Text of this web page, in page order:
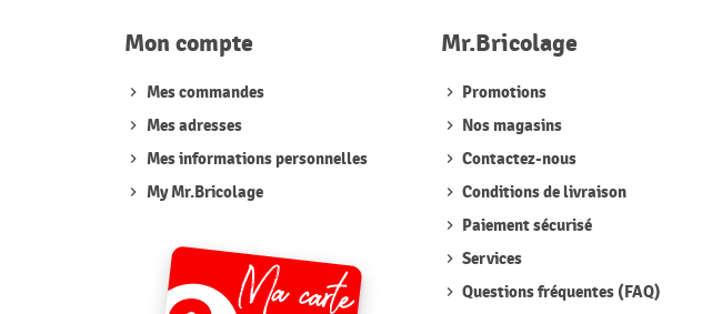
Mon compte
Mes commandes
Mes adresses
Mes informations personnelles
My Mr.Bricolage
Mr.Bricolage
Promotions
Nos magasins
Contactez-nous
Conditions de livraison
Paiement sécurisé
Services
Questions fréquentes (FAQ)